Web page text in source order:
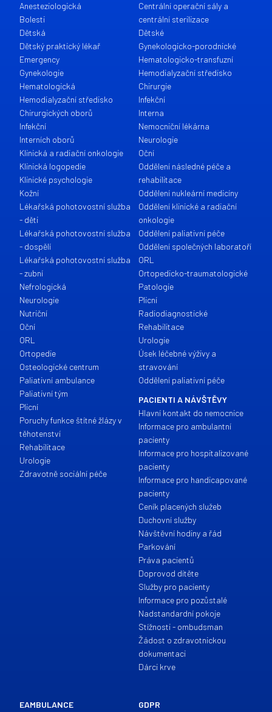
Anesteziologická
Bolesti
Dětská
Dětský praktický lékař
Emergency
Gynekologie
Hematologická
Hemodialyzační středisko
Chirurgických oborů
Infekční
Interních oborů
Klinická a radiační onkologie
Klinická logopedie
Klinické psychologie
Kožní
Lékařská pohotovostní služba
- děti
Lékařská pohotovostní služba
- dospělí
Lékařská pohotovostní služba
- zubní
Nefrologická
Neurologie
Nutriční
Oční
ORL
Ortopedie
Osteologické centrum
Paliativní ambulance
Paliativní tým
Plicní
Poruchy funkce štítné žlázy v
těhotenství
Rehabilitace
Urologie
Zdravotně sociální péče
Centrální operační sály a
centrální sterilizace
Dětské
Gynekologicko-porodnické
Hematologicko-transfuzní
Hemodialyzační středisko
Chirurgie
Infekční
Interna
Nemocniční lékárna
Neurologie
Oční
Oddělení následné péče a
rehabilitace
Oddělení nukleární medicíny
Oddělení klinické a radiační
onkologie
Oddělení paliativní péče
Oddělení společných laboratoří
ORL
Ortopedicko-traumatologické
Patologie
Plicní
Radiodiagnostické
Rehabilitace
Urologie
Úsek léčebné výživy a
stravování
Oddělení paliativní péče
PACIENTI A NÁVŠTĚVY
Hlavní kontakt do nemocnice
Informace pro ambulantní
pacienty
Informace pro hospitalizované
pacienty
Informace pro handicapované
pacienty
Ceník placených služeb
Duchovní služby
Návštěvní hodiny a řád
Parkování
Práva pacientů
Doprovod dítěte
Služby pro pacienty
Informace pro pozůstalé
Nadstandardní pokoje
Stížnosti - ombudsman
Žádost o zdravotnickou
dokumentaci
Dárci krve
EAMBULANCE
GDPR